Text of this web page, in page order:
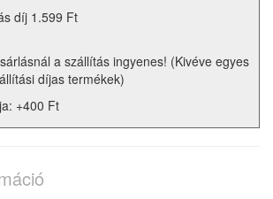
díj 1.599 Ft
a szállítás ingyenes! (Kivéve egyes
díjas termékek)
+400 Ft